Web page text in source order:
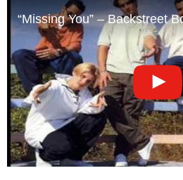
“Missing You” – Backstreet